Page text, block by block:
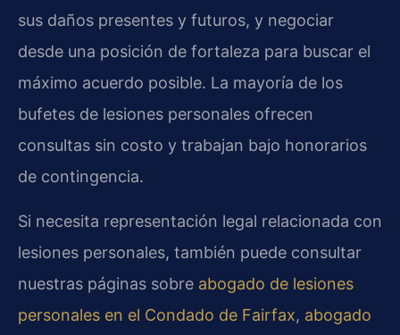
sus daños presentes y futuros, y negociar
desde una posición de fortaleza para buscar el
máximo acuerdo posible. La mayoría de los
bufetes de lesiones personales ofrecen
consultas sin costo y trabajan bajo honorarios
de contingencia.
Si necesita representación legal relacionada con
lesiones personales, también puede consultar
nuestras páginas sobre abogado de lesiones
personales en el Condado de Fairfax, abogado